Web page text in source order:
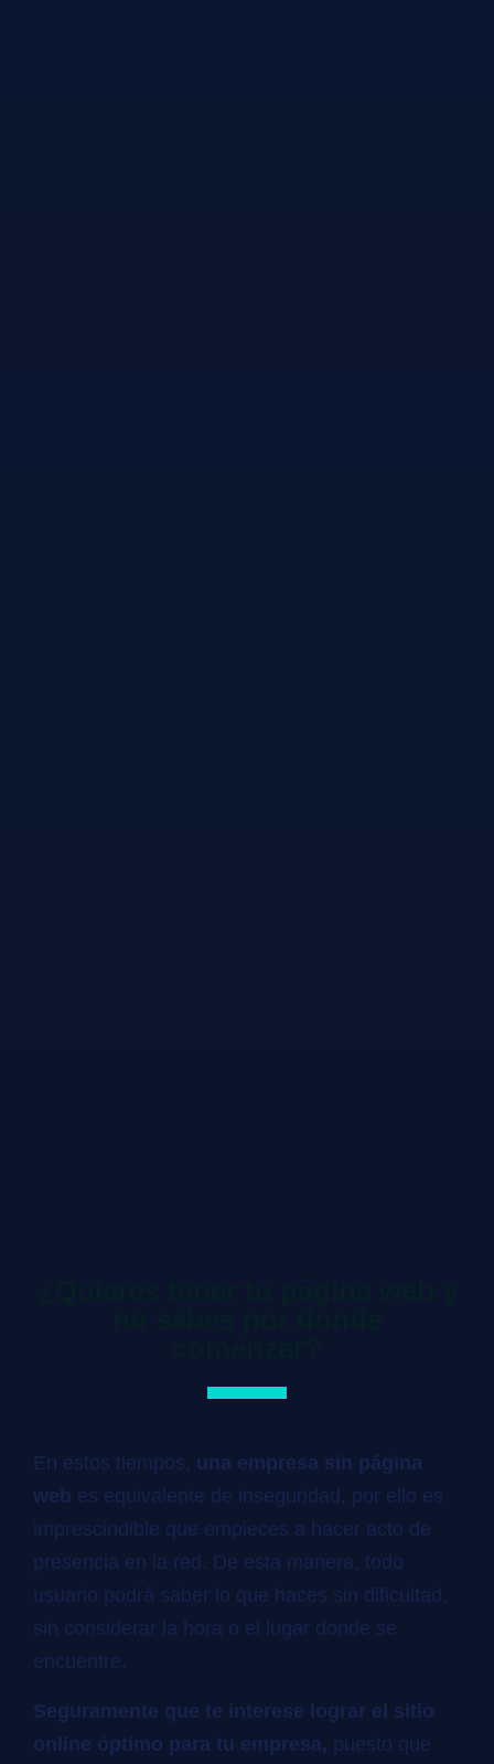
En estos tiempos, una empresa sin página
web es equivalente de inseguridad, por ello es
imprescindible que empieces a hacer acto de
presencia en la red. De esta manera, todo
usuario podrá saber lo que haces sin dificultad,
sin considerar la hora o el lugar donde se
encuentre.
Seguramente que te interese lograr el sitio
online óptimo para tu empresa, puesto que